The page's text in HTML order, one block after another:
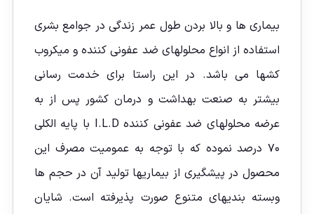
بیماری ها و بالا بردن طول عمر زندگی در جوامع بشری
استفاده از انواع محلولهای ضد عفونی کننده و میکروب
کشها می باشد. در این راستا برای خدمت رسانی
بیشتر به صنعت بهداشت و درمان کشور پس از به
عرضه محلولهای ضد عفونی کننده I.L.D با پایه الکلی
۷۰ درصد نموده که با توجه به عمومیت مصرف این
محصول در پیشگیری از بیماریها تولید آن در حجم ها
وبسته بندیهای متنوع صورت پذیرفته است. شایان